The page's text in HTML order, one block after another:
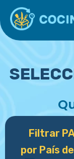
Filtrar
por País